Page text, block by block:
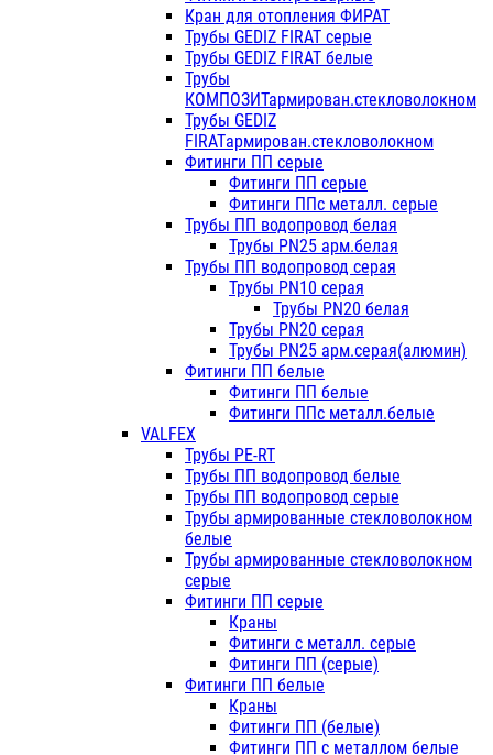
Кран для отопления ФИРАТ
Трубы GEDIZ FIRAT серые
Трубы GEDIZ FIRAT белые
Трубы
КОМПОЗИТармирован.стекловолокном
Трубы GEDIZ
FIRATармирован.стекловолокном
Фитинги ПП серые
Фитинги ПП серые
Фитинги ППс металл. серые
Трубы ПП водопровод белая
Трубы PN25 арм.белая
Трубы ПП водопровод серая
Трубы PN10 серая
Трубы PN20 белая
Трубы PN20 серая
Трубы PN25 арм.серая(алюмин)
Фитинги ПП белые
Фитинги ПП белые
Фитинги ППс металл.белые
VALFEX
Трубы PE-RT
Трубы ПП водопровод белые
Трубы ПП водопровод серые
Трубы армированные стекловолокном
белые
Трубы армированные стекловолокном
серые
Фитинги ПП серые
Краны
Фитинги с металл. серые
Фитинги ПП (серые)
Фитинги ПП белые
Краны
Фитинги ПП (белые)
Фитинги ПП с металлом белые